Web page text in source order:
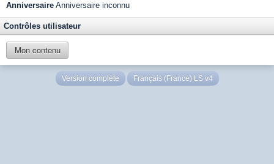
Anniversaire Anniversaire inconnu
Contrôles utilisateur
Mon contenu
Version complète Français (France) LS v4